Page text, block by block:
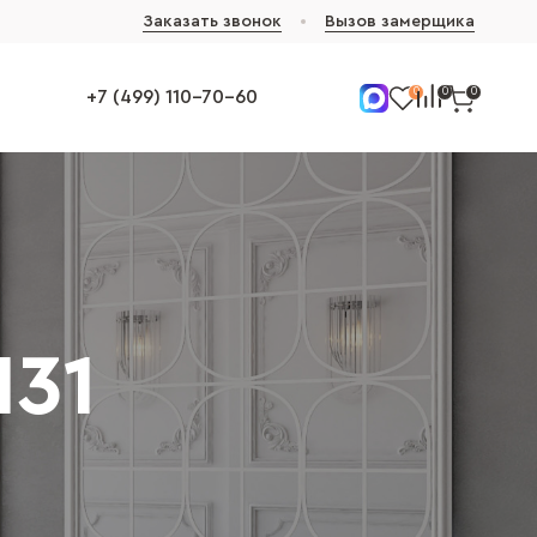
Заказать звонок Вызов замерщика
+7 (499) 110-70-60 0 0 0